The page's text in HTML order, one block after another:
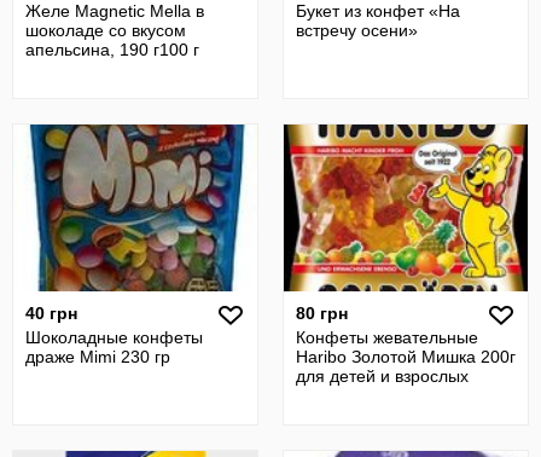
Желе Magnetic Mella в
шоколаде со вкусом
апельсина, 190 г100 г
Букет из конфет «На
встречу осени»
40 грн
Шоколадные конфеты
драже Mimi 230 гр
80 грн
Конфеты жевательные
Haribo Золотой Мишка 200г
для детей и взрослых